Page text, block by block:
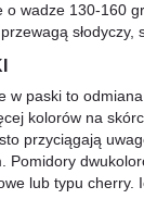
o wadze 130-160
słodyczy,
w paski to
kolorów na
przyciągają
Pomidory
lub typu cherry.